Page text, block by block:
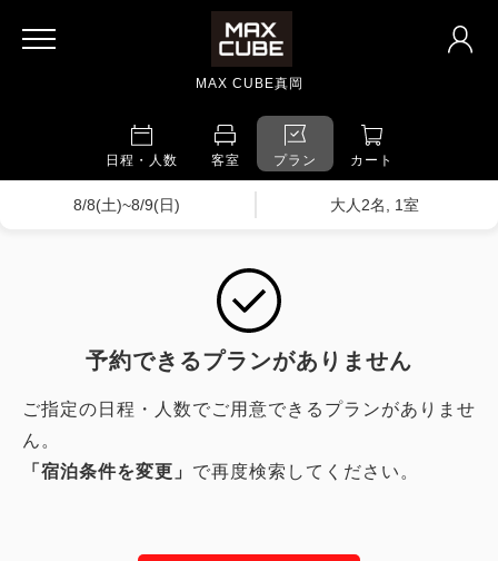
MAX CUBE真岡
日程・人数 客室 プラン カート
8/8(土)~8/9(日) 大人2名, 1室
予約できるプランがありません
ご指定の日程・人数でご用意できるプランがありませ
ん。
「宿泊条件を変更」 で再度検索してください。